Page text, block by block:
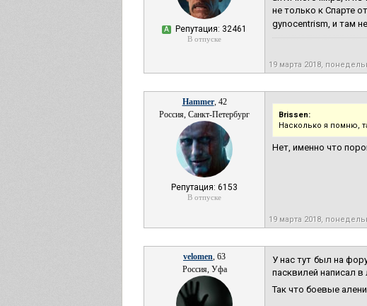
А Репутация: 32461
В отпуске
не только к Спарте
gynocentrism, и там
19 марта 2018,
Hammer, 42
Россия, Санкт-Петербург
Репутация: 6153
В отпуске
Brissen:
Насколько я помню,
Нет, именно что
19 марта 2018,
velomen, 63
Россия, Уфа
У нас тут был на
пасквилей написал
Так что боевые